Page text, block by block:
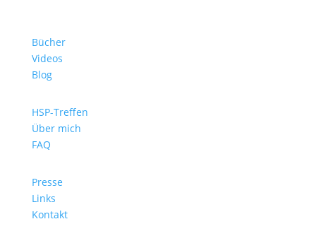
Bücher
Videos
Blog
HSP-Treffen
Über mich
FAQ
Presse
Links
Kontakt